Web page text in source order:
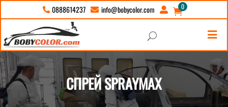
 0888614237  info@bobycolor.com  
0

U
СПРЕЙ SPRAYMAX